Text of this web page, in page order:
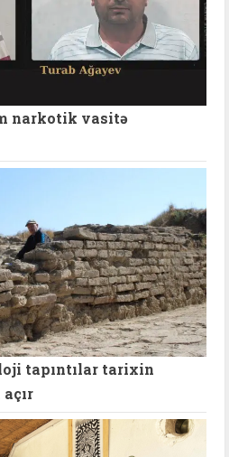
narkotik vasitə
tapıntılar tarixin